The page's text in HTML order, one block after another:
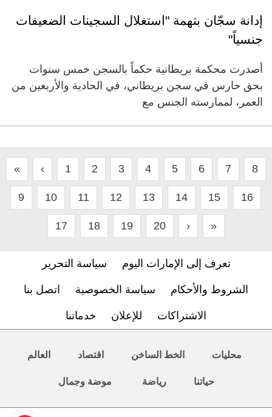
إدانة سجّان بتهمة "استغلال السجينات الضعيفات
جنسياً"
أصدرت محكمة بريطانية حكماً بالسجن خمس سنوات
بحق حارس في سجن بريطاني، في الحادية والأربعين من
العمر، لممارسته الجنس مع
« ‹ 1 2 3 4 5 6 7 8
9 10 11 12 13 14 15 16
17 18 19 20 › »
تعرف إلى الإمارات اليوم سياسة التحرير
الشروط والأحكام سياسة الخصوصية اتصل بنا
الاشتراكات للإعلان خدماتنا
محليات الخط الساخن اقتصاد العالم
حياتنا رياضة موضة وجمال